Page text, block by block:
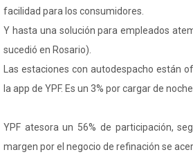
facilidad para los consumidores.
Y hasta una solución para empleados
sucedió en Rosario).
Las estaciones con autodespacho están
la app de YPF. Es un 3% por cargar de
YPF atesora un 56% de participación,
margen por el negocio de refinación se